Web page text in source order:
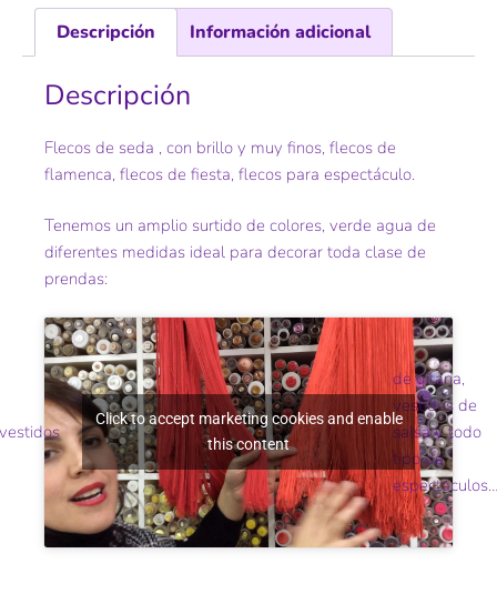
Descripción Información adicional
Descripción
Flecos de seda , con brillo y muy finos, flecos de
flamenca, flecos de fiesta, flecos para espectáculo.
Tenemos un amplio surtido de colores, verde agua de
diferentes medidas ideal para decorar toda clase de
prendas:
de gitana,
vestidos de
salsa y todo
tipo de
Click to accept marketing cookies and enable
this content